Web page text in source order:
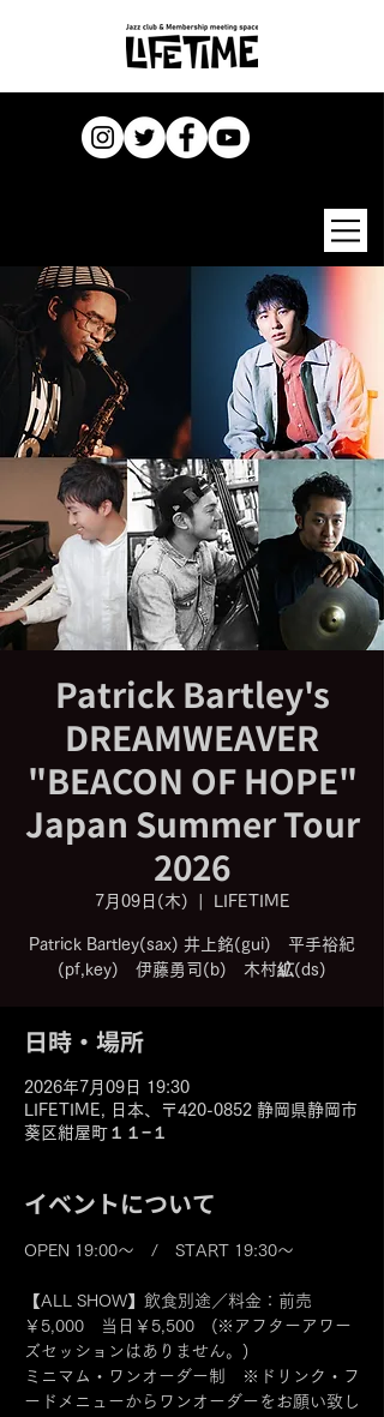
Patrick Bartley's
DREAMWEAVER
"BEACON OF HOPE"
Japan Summer Tour
2026
7月09日(木) LIFETIME
Patrick Bartley(sax) 井上銘(gui) 平手裕紀
(pf,key) 伊藤勇司(b) 木村絋(ds)
日時・場所
2026年7月09日 19:30
LIFETIME, 日本、〒420-0852 静岡県静岡市
葵区紺屋町１１−１
イベントについて
OPEN 19:00～　/　START 19:30～
【ALL SHOW】飲食別途／料金：前売
￥5,000　当日￥5,500　(※アフターアワー
ズセッションはありません。)
ミニマム・ワンオーダー制　※ドリンク・フ
ードメニューからワンオーダーをお願い致し